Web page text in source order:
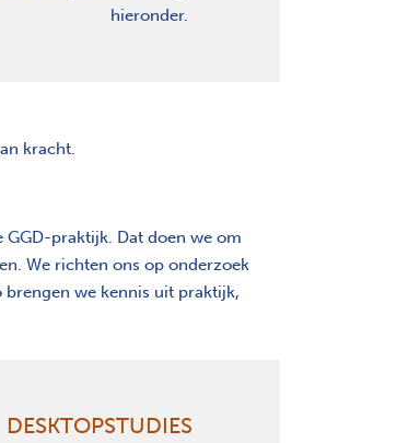
hieronder.
kracht.
GGD-praktijk. Dat doen we om
We richten ons op onderzoek
brengen we kennis uit praktijk,
DESKTOPSTUDIES